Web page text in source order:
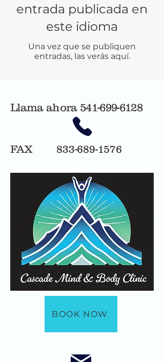
entrada publicada en
este idioma
Una vez que se publiquen
entradas, las verás aquí.
Llama ahora 541-699-6128
FAX 833-689-1576
BOOK NOW